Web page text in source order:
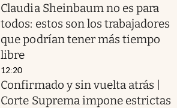
Claudia Sheinbaum no es para
todos: estos son los trabajadores
que podrían tener más tiempo
libre
12:20
Confirmado y sin vuelta atrás |
Corte Suprema impone estrictas